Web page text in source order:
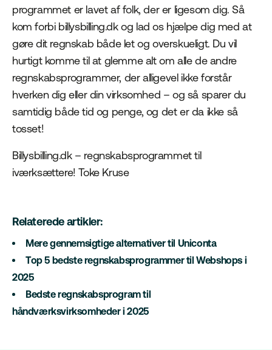
programmet er lavet af folk, der er ligesom dig. Så
kom forbi billysbilling.dk og lad os hjælpe dig med at
gøre dit regnskab både let og overskueligt. Du vil
hurtigt komme til at glemme alt om alle de andre
regnskabsprogrammer, der alligevel ikke forstår
hverken dig eller din virksomhed – og så sparer du
samtidig både tid og penge, og det er da ikke så
tosset!
Billysbilling.dk – regnskabsprogrammet til
iværksættere! Toke Kruse
Relaterede artikler:
Mere gennemsigtige alternativer til Uniconta
Top 5 bedste regnskabsprogrammer til Webshops i
2025
Bedste regnskabsprogram til
håndværksvirksomheder i 2025